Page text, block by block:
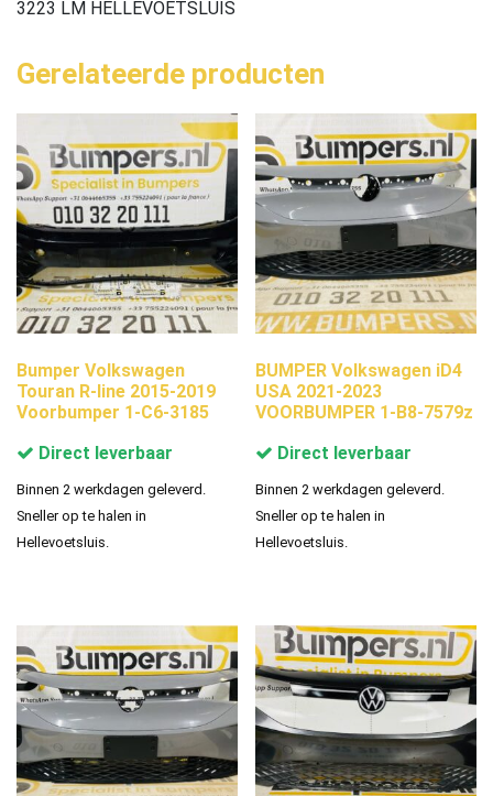
3223 LM HELLEVOETSLUIS
Gerelateerde producten
Bumper Volkswagen
Touran R-line 2015-2019
Voorbumper 1-C6-3185
Direct leverbaar
Binnen 2 werkdagen geleverd.
Sneller op te halen in
Hellevoetsluis.
BUMPER Volkswagen iD4
USA 2021-2023
VOORBUMPER 1-B8-7579z
Direct leverbaar
Binnen 2 werkdagen geleverd.
Sneller op te halen in
Hellevoetsluis.